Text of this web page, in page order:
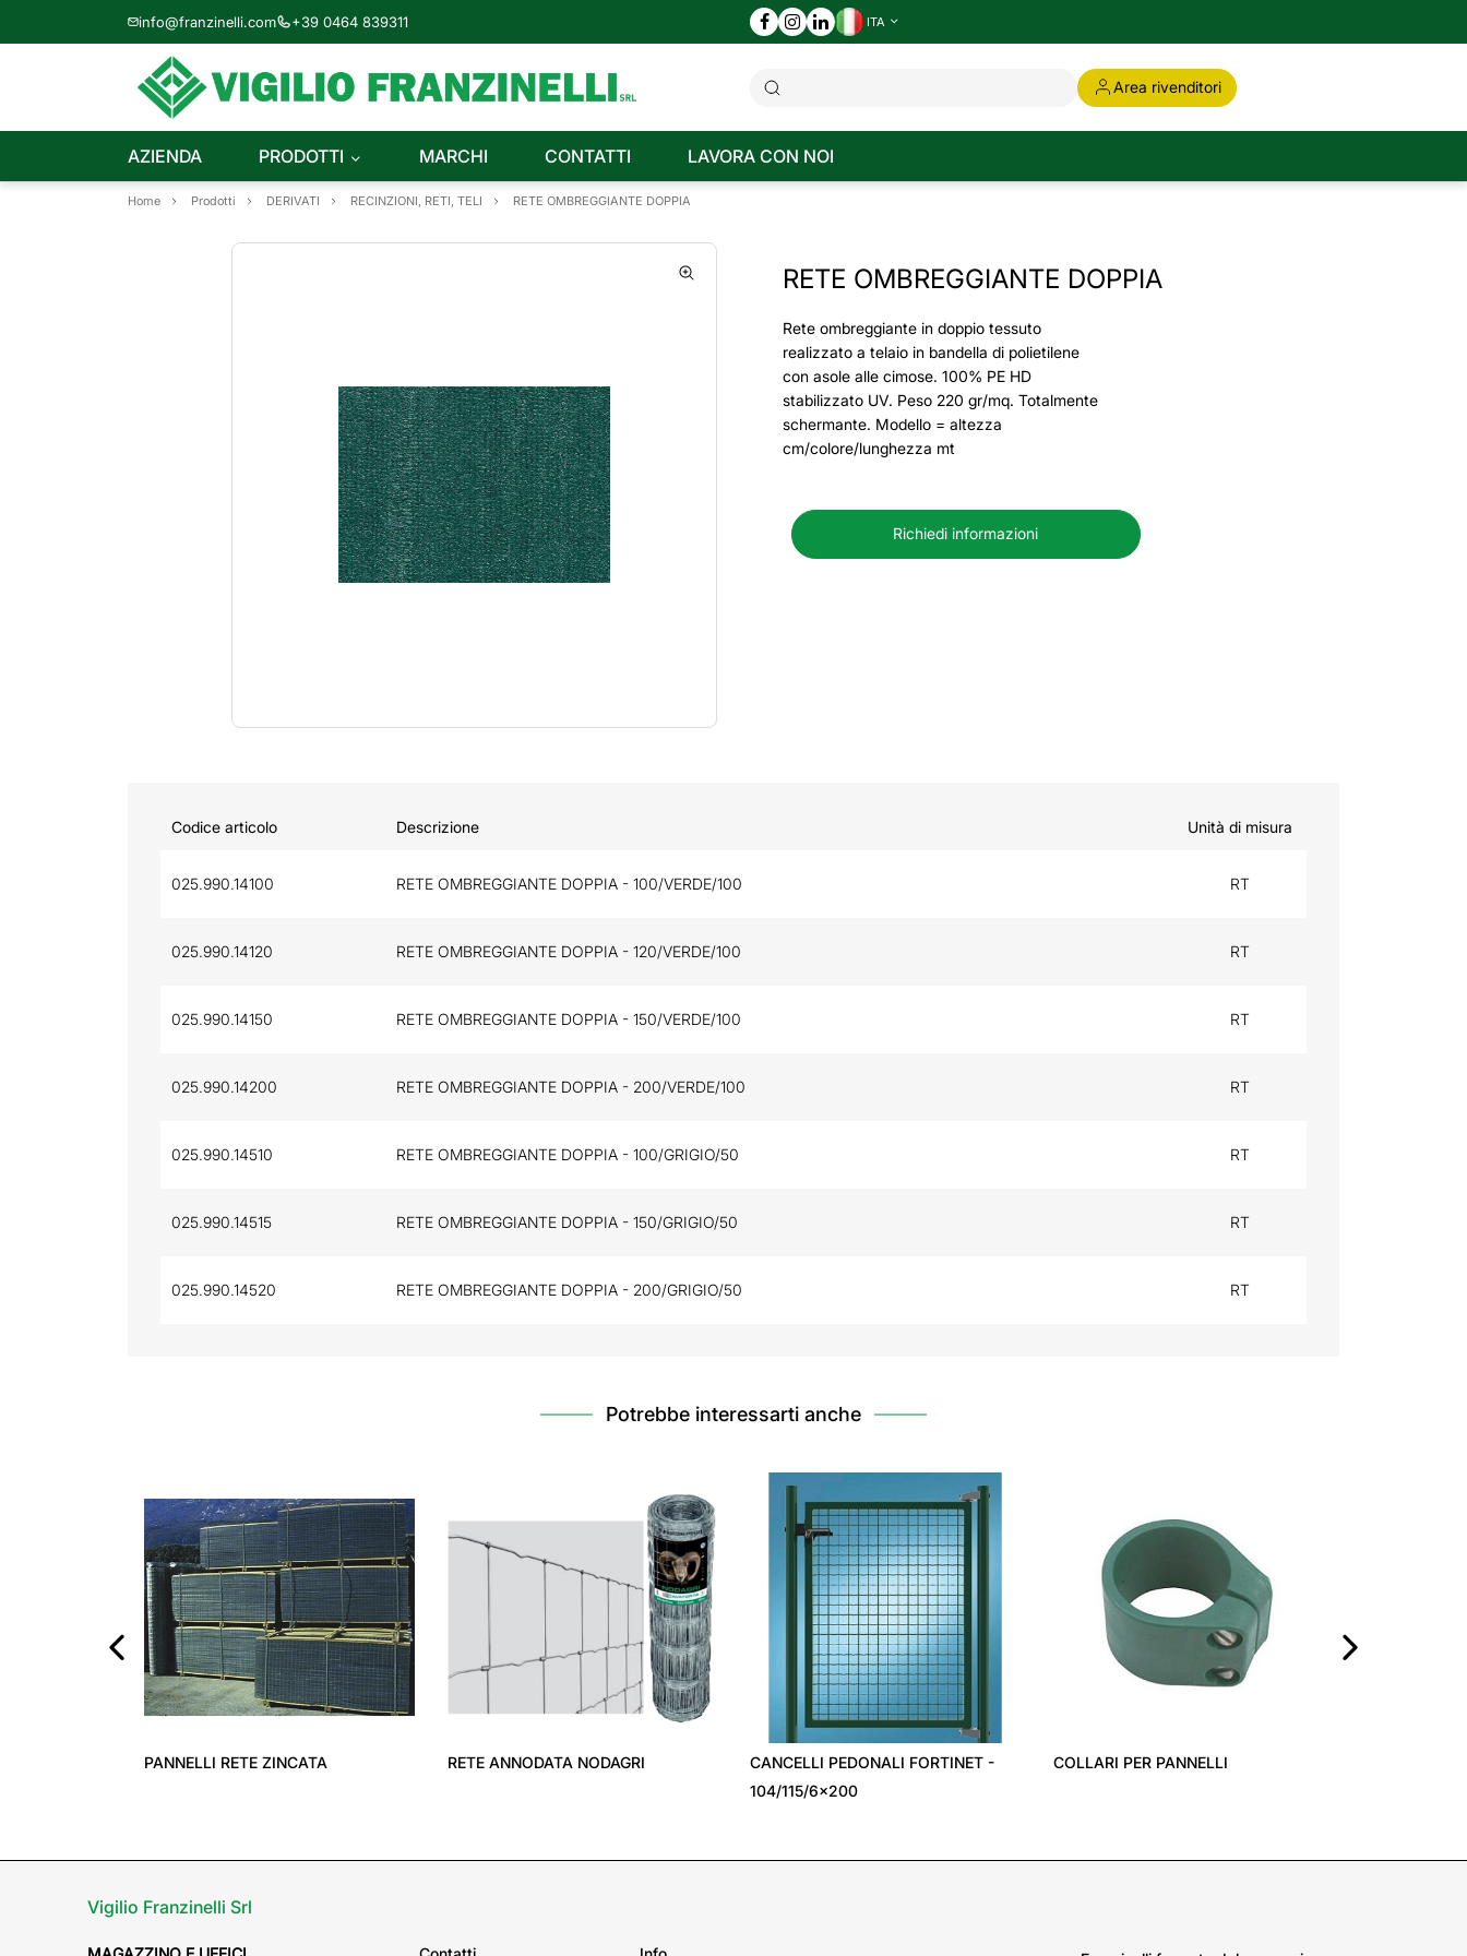
info@franzinelli.com +39 0464 839311 ITA
Area rivenditori
AZIENDA PRODOTTI MARCHI CONTATTI LAVORA CON NOI
Home Prodotti DERIVATI RECINZIONI, RETI, TELI RETE OMBREGGIANTE DOPPIA
RETE OMBREGGIANTE DOPPIA
Rete ombreggiante in doppio tessuto
realizzato a telaio in bandella di polietilene
con asole alle cimose. 100% PE HD
stabilizzato UV. Peso 220 gr/mq. Totalmente
schermante. Modello = altezza
cm/colore/lunghezza mt
Richiedi informazioni
Codice articolo Descrizione Unità di misura
025.990.14100 RETE OMBREGGIANTE DOPPIA - 100/VERDE/100 RT
025.990.14120 RETE OMBREGGIANTE DOPPIA - 120/VERDE/100 RT
025.990.14150 RETE OMBREGGIANTE DOPPIA - 150/VERDE/100 RT
025.990.14200 RETE OMBREGGIANTE DOPPIA - 200/VERDE/100 RT
025.990.14510 RETE OMBREGGIANTE DOPPIA - 100/GRIGIO/50 RT
025.990.14515 RETE OMBREGGIANTE DOPPIA - 150/GRIGIO/50 RT
025.990.14520 RETE OMBREGGIANTE DOPPIA - 200/GRIGIO/50 RT
Potrebbe interessarti anche
PANNELLI RETE ZINCATA RETE ANNODATA NODAGRI
CANCELLI PEDONALI FORTINET -
104/115/6x200
COLLARI PER PANNELLI
Vigilio Franzinelli Srl